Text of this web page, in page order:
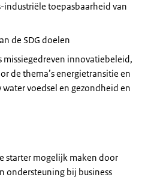
industriële toepasbaarheid van
de SDG doelen
missiegedreven innovatiebeleid,
de thema’s energietransitie en
voedsel en gezondheid en
starter mogelijk maken door
ondersteuning bij business